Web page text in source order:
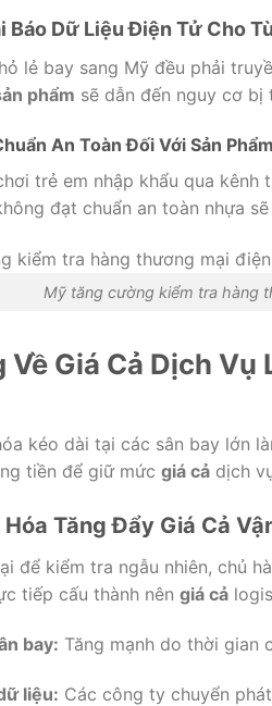
Báo Dữ Liệu Điện Tử Cho
lẻ bay sang Mỹ đều phải
phẩm sẽ dẫn đến nguy cơ bị
An Toàn Đối Với Sản
trẻ em nhập khẩu qua
đạt chuẩn an toàn nhựa
Mỹ tăng cường kiểm tra hàng
Về Giá Cả Dịch
kéo dài tại các sân bay lớn
tiền để giữ mức giá cả dịch
Tăng Đẩy Giá Cả
để kiểm tra ngẫu nhiên, chủ
tiếp cấu thành nên giá cả
bay: Tăng mạnh do thời gian
liệu: Các công ty chuyển